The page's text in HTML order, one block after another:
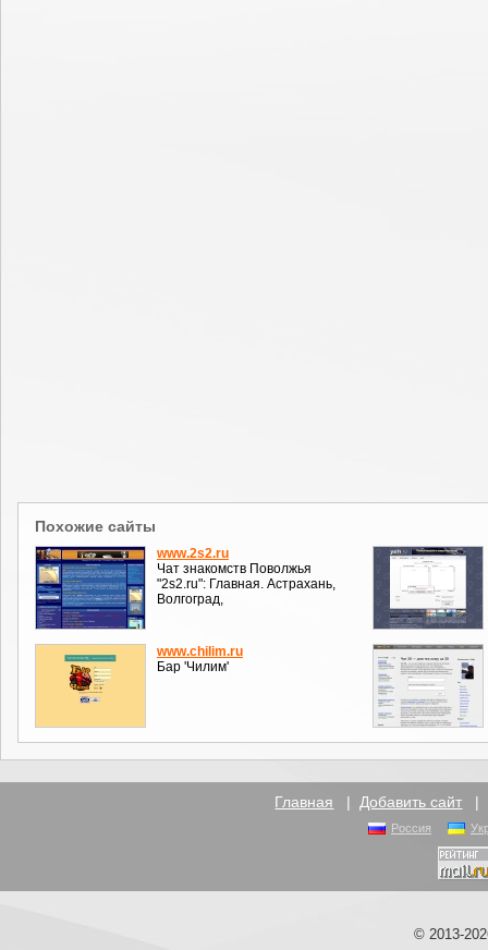
Похожие сайты
www.2s2.ru
Чат знакомств Поволжья
"2s2.ru": Главная. Астрахань,
Волгоград,
www.chilim.ru
Бар 'Чилим'
Главная | Добавить сайт |
Россия
© 2013-